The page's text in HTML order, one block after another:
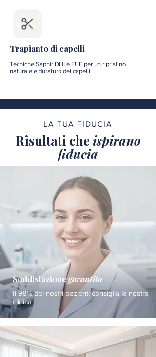
Trapianto di capelli
Tecniche Saphir DHI e FUE per un ripristino
naturale e duraturo dei capelli.
LA TUA FIDUCIA
Risultati che ispirano
fiducia
Soddisfazionegarantita
Il 98% dei nostri pazienti consiglia la nostra
clinica